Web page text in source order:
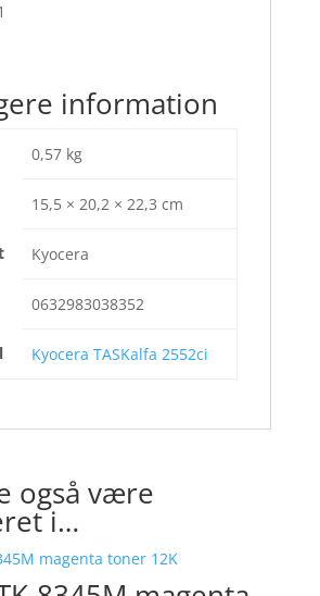
information
0,57 kg
15,5 × 20,2 × 22,3 cm
Kyocera
0632983038352
Kyocera TASKalfa 2552ci
også være
i…